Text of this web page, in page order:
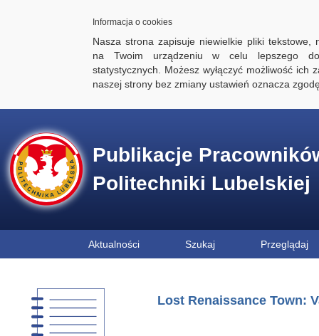
Informacja o cookies
Nasza strona zapisuje niewielkie pliki tekstowe,
na Twoim urządzeniu w celu lepszego
statystycznych. Możesz wyłączyć możliwość ich
naszej strony bez zmiany ustawień oznacza
Publikacje
Politechniki Lubelskiej
Aktualności Szukaj Przeglądaj
Lost Renaissance Town: